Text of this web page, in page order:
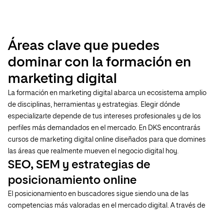
Áreas clave que puedes
dominar con la formación en
marketing digital
La formación en marketing digital abarca un ecosistema amplio
de disciplinas, herramientas y estrategias. Elegir dónde
especializarte depende de tus intereses profesionales y de los
perfiles más demandados en el mercado. En DKS encontrarás
cursos de marketing digital online diseñados para que domines
las áreas que realmente mueven el negocio digital hoy.
SEO, SEM y estrategias de
posicionamiento online
El posicionamiento en buscadores sigue siendo una de las
competencias más valoradas en el mercado digital. A través de